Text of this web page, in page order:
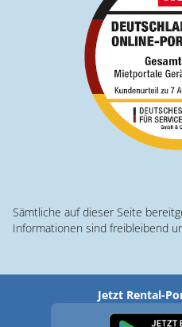
Sämtliche auf dieser Seite
Informationen sind freibleibend
Jetzt Rental-